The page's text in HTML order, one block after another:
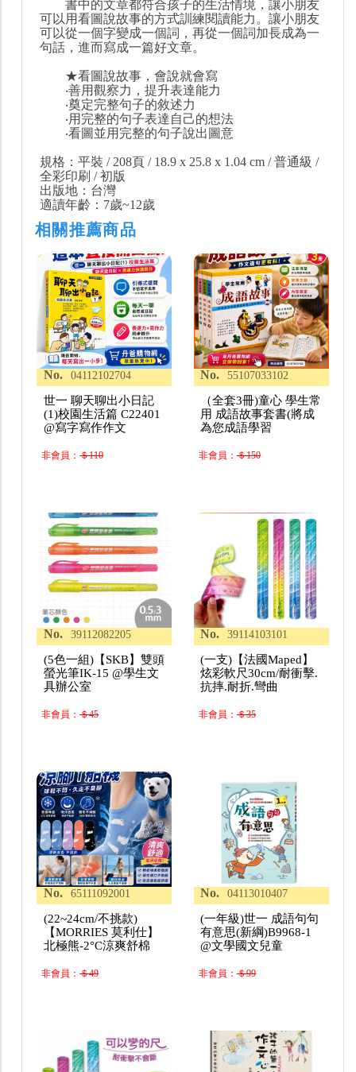
書中的文章都符合孩子的生活情境，讓小朋友
可以用看圖說故事的方式訓練閱讀能力。讓小朋友
可以從一個字變成一個詞，再從一個詞加長成為一
句話，進而寫成一篇好文章。
★看圖說故事，會說就會寫
‧善用觀察力，提升表達能力
‧奠定完整句子的敘述力
‧用完整的句子表達自己的想法
‧看圖並用完整的句子說出圖意
規格：平裝 / 208頁 / 18.9 x 25.8 x 1.04 cm / 普通級 /
全彩印刷 / 初版
出版地：台灣
適讀年齡：7歲~12歲
相關推薦商品
No. 04112102704
世一 聊天聊出小日記
(1)校園生活篇 C22401
@寫字寫作作文
非會員：＄110
No. 55107033102
（全套3冊)童心 學生常
用 成語故事套書(將成
為您成語學習
非會員：＄150
No. 39112082205
(5色一組)【SKB】雙頭
螢光筆IK-15 @學生文
具辦公室
非會員：＄45
No. 39114103101
(一支)【法國Maped】
炫彩軟尺30cm/耐衝擊.
抗摔.耐折.彎曲
非會員：＄35
No. 65111092001
(22~24cm/不挑款)
【MORRIES 莫利仕】
北極熊-2°C涼爽舒棉
非會員：＄49
No. 04113010407
(一年級)世一 成語句句
有意思(新綱)B9968-1
@文學國文兒童
非會員：＄99